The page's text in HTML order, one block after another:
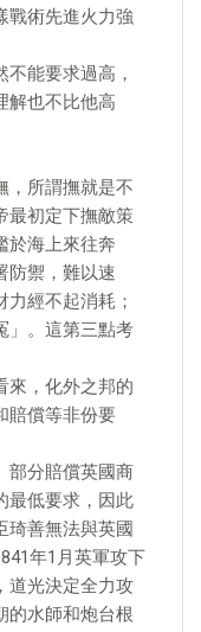
戰術先進火力強
能要求過高，
解也不比他高
，所謂撫就是不
最初定下撫敵策
於海上來往奔
防禦，難以速
經不起消耗；
」。這第三點考
來，化外之邦的
賠償等非份要
部分賠償英國商
最低要求，因此
琦善無法與英國
年1月英軍攻下
道光決定全力攻
的水師和炮台根